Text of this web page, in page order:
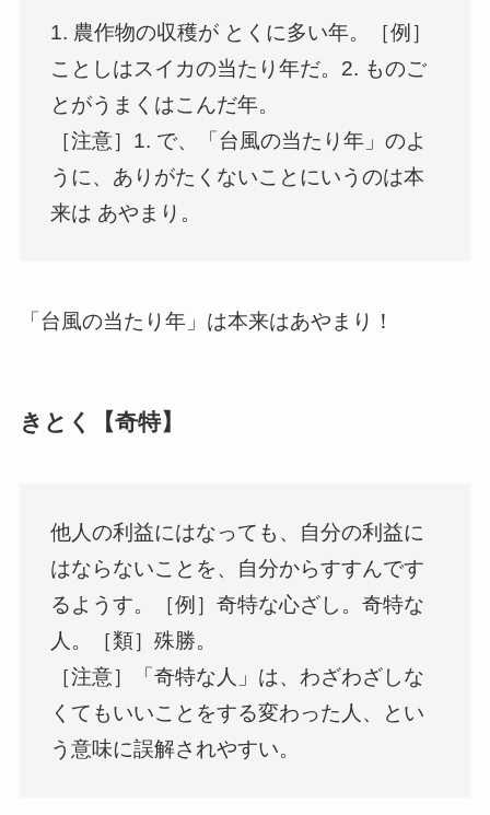
1. 農作物の収穫が とくに多い年。［例］
ことしはスイカの当たり年だ。2. ものご
とがうまくはこんだ年。
［注意］1. で、「台風の当たり年」のよ
うに、ありがたくないことにいうのは本
来は あやまり。
「台風の当たり年」は本来はあやまり！
きとく【奇特】
他人の利益にはなっても、自分の利益に
はならないことを、自分からすすんです
るようす。［例］奇特な心ざし。奇特な
人。［類］殊勝。
［注意］「奇特な人」は、わざわざしな
くてもいいことをする変わった人、とい
う意味に誤解されやすい。